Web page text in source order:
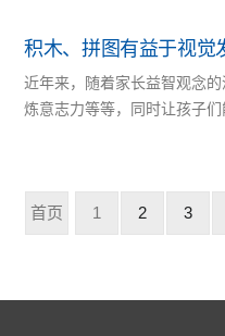
积木、拼图有益于视觉
近年来，随着家长益智观念
炼意志力等等，同时让孩子
首页 1 2 3